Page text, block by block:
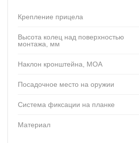
Крепление прицела
Высота колец над поверхностью
монтажа, мм
Наклон кронштейна, MOA
Посадочное место на оружии
Система фиксации на планке
Материал